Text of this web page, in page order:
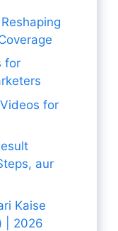
for
for
aur
Kaise
| 2026